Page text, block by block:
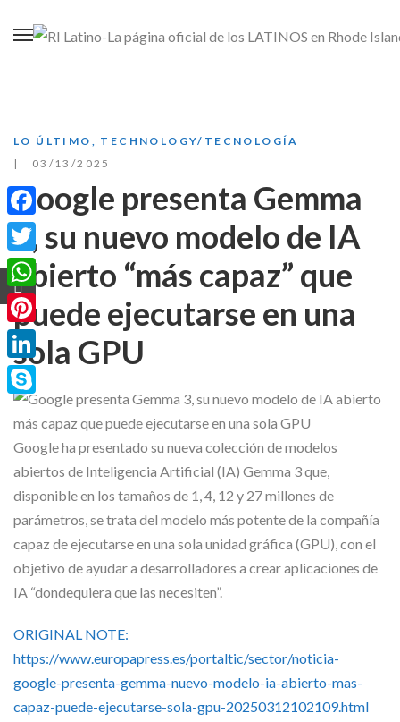
LO ÚLTIMO
TECHNOLOGY/TECNOLOGÍA
03/13/2025
Google presenta Gemma
3, su nuevo modelo de IA
abierto “más capaz” que
puede ejecutarse en una
sola GPU
Google ha presentado su nueva colección de modelos
abiertos de Inteligencia Artificial (IA) Gemma 3 que,
disponible en los tamaños de 1, 4, 12 y 27 millones de
parámetros, se trata del modelo más potente de la compañía
capaz de ejecutarse en una sola unidad gráfica (GPU), con el
objetivo de ayudar a desarrolladores a crear aplicaciones de
IA “dondequiera que las necesiten”.
ORIGINAL NOTE:
https://www.europapress.es/portaltic/sector/noticia-
google-presenta-gemma-nuevo-modelo-ia-abierto-mas-
capaz-puede-ejecutarse-sola-gpu-20250312102109.html
Facebook
Twitter
WhatsApp
Pinterest
LinkedIn
Skype